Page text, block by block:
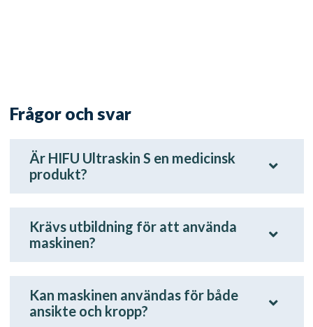
Frågor och svar
Är HIFU Ultraskin S en medicinsk
produkt?
Krävs utbildning för att använda
maskinen?
Kan maskinen användas för både
ansikte och kropp?